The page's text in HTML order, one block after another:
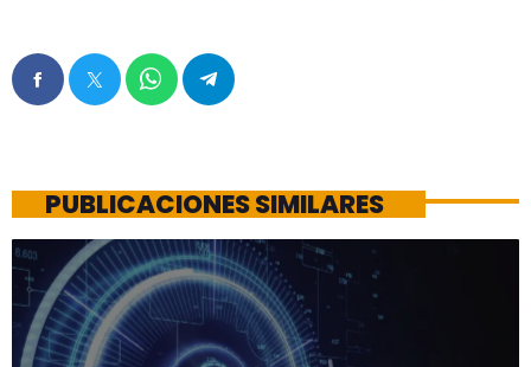
PUBLICACIONES SIMILARES